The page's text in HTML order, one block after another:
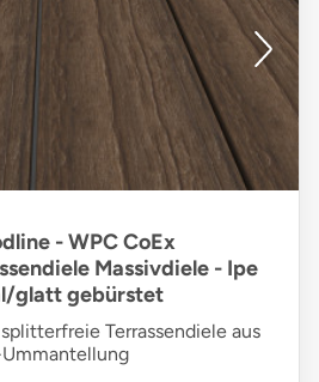
- WPC CoEx
Massivdiele - Ipe
glatt gebürstet
Terrassendiele aus